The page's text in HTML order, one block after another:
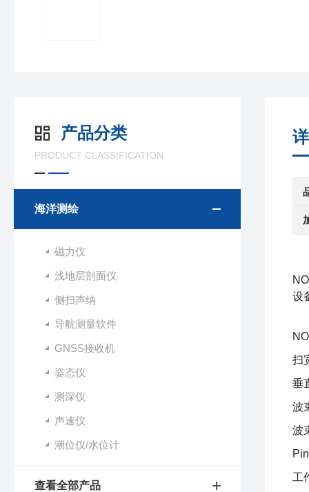
产品分类
PRODUCT CLASSIFICATION
海洋测绘
磁力仪
浅地层剖面仪
侧扫声纳
导航测量软件
GNSS接收机
姿态仪
测深仪
声速仪
潮位仪/水位计
查看全部产品
设
扫
垂
波
波
工